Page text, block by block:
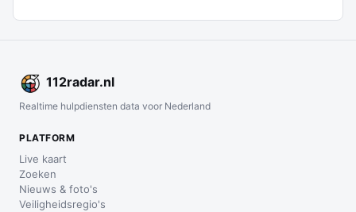
112radar.nl
Realtime hulpdiensten data voor Nederland
PLATFORM
Live kaart
Zoeken
Nieuws & foto's
Veiligheidsregio's